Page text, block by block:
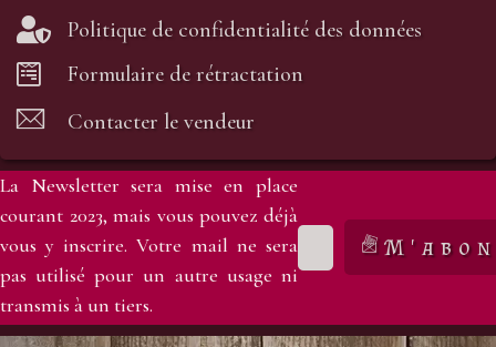
Politique de confidentialité des données
Formulaire de rétractation
Contacter le vendeur
La Newsletter sera mise en place
courant 2023, mais vous pouvez déjà
vous y inscrire. Votre mail ne sera
pas utilisé pour un autre usage ni
transmis à un tiers.